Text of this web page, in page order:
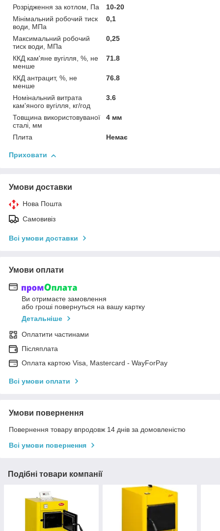
Розрідження за котлом, Па
10-20
Мінімальний робочий тиск
води, МПа
0,1
Максимальний робочий
тиск води, МПа
0,25
ККД кам'яне вугілля, %, не
менше
71.8
ККД антрацит, %, не
менше
76.8
Номінальний витрата
кам'яного вугілля, кг/год
3.6
Товщина використовуваної
сталі, мм
4 мм
Плита Немає
Приховати
Умови доставки
Нова Пошта
Самовивіз
Всі умови доставки
Умови оплати
Ви отримаєте замовлення
або гроші повернуться на вашу картку
Детальніше
Оплатити частинами
Післяплата
Оплата картою Visa, Mastercard - WayForPay
Всі умови оплати
Умови повернення
Повернення товару впродовж 14 днів за домовленістю
Всі умови повернення
Подібні товари компанії